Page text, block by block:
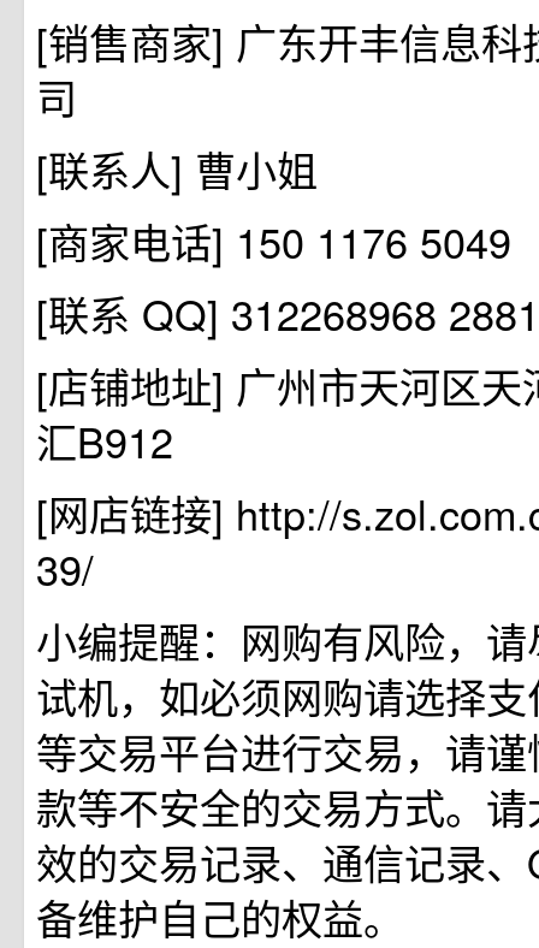
[销售商家] 广东开丰信息
司
[联系人] 曹小姐
[商家电话] 150 1176
[联系 QQ] 312268968
[店铺地址] 广州市天河区
汇B912
[网店链接] http://
39/
小编提醒：网购有风险，
试机，如必须网购请选择
等交易平台进行交易，请
款等不安全的交易方式。
效的交易记录、通信记录
备维护自己的权益。